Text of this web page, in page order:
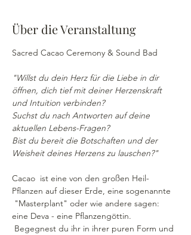
Über die Veranstaltung
"Willst du dein Herz für die Liebe in dir
öffnen, dich tief mit deiner Herzenskraft
und Intuition verbinden?
Suchst du nach Antworten auf deine
aktuellen Lebens-Fragen?
Bist du bereit die Botschaften und der
Weisheit deines Herzens zu lauschen?"
Cacao  ist eine von den großen Heil-
Pflanzen auf dieser Erde, eine sogenannte
"Masterplant" oder wie andere sagen:
eine Deva - eine Pflanzengöttin.
Begegnest du ihr in ihrer puren Form und